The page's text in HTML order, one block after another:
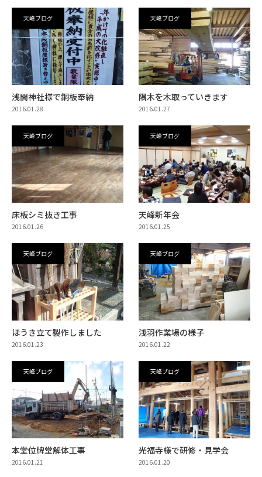
天峰ブログ
浅間神社様で銅板奉納
2016.01.28
天峰ブログ
隅木を木取っていきます
2016.01.27
天峰ブログ
床板シミ抜き工事
2016.01.26
天峰ブログ
天峰新年会
2016.01.25
天峰ブログ
ほうき立て製作しました
2016.01.23
天峰ブログ
浅羽作業場の様子
2016.01.22
天峰ブログ
本堂位牌堂解体工事
2016.01.21
天峰ブログ
光福寺様で研修・見学会
2016.01.20